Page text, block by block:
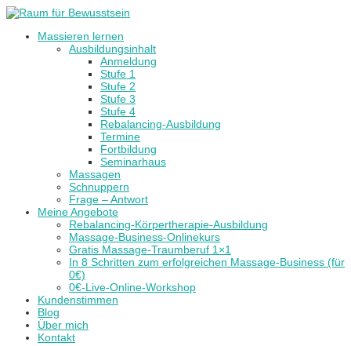
Massieren lernen
Ausbildungsinhalt
Anmeldung
Stufe 1
Stufe 2
Stufe 3
Stufe 4
Rebalancing-Ausbildung
Termine
Fortbildung
Seminarhaus
Massagen
Schnuppern
Frage – Antwort
Meine Angebote
Rebalancing-Körpertherapie-Ausbildung
Massage-Business-Onlinekurs
Gratis Massage-Traumberuf 1×1
In 8 Schritten zum erfolgreichen Massage-Business (für
0€)
0€-Live-Online-Workshop
Kundenstimmen
Blog
Über mich
Kontakt